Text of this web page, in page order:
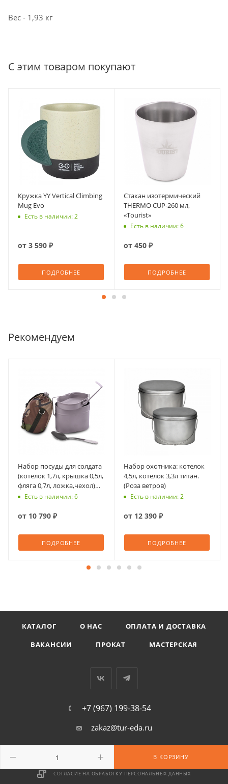
В КОРЗИНУ
Вес - 1,93 кг
С этим товаром покупают
Кружка YY Vertical Climbing
Mug Evo
Есть в наличии: 2
от 3 590 ₽
ПОДРОБНЕЕ
Стакан изотермический
THERMO CUP-260 мл,
«Tourist»
Есть в наличии: 6
от 450 ₽
ПОДРОБНЕЕ
Рекомендуем
Набор посуды для солдата
(котелок 1,7л, крышка 0,5л,
фляга 0,7л, ложка,чехол)
титан (Роза ветров)
Есть в наличии: 6
от 10 790 ₽
ПОДРОБНЕЕ
Набор охотника: котелок
4,5л, котелок 3,3л титан.
(Роза ветров)
Есть в наличии: 2
от 12 390 ₽
ПОДРОБНЕЕ
КАТАЛОГ О НАС
ОПЛАТА И ДОСТАВКА
ВАКАНСИИ
ПРОКАТ МАСТЕРСКАЯ
+7 (967) 199-38-54
zakaz@tur-eda.ru
СОГЛАСИЕ НА ОБРАБОТКУ ПЕРСОНАЛЬНЫХ ДАННЫХ